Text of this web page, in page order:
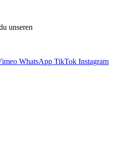
unseren
WhatsApp TikTok Instagram